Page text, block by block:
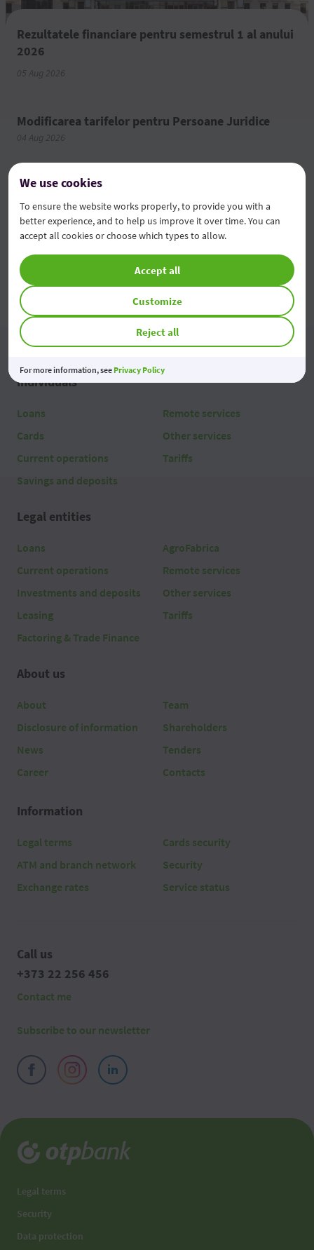
Rezultatele financiare pentru semestrul 1 al anului
2026
05 Aug 2026
Modificarea tarifelor pentru Persoane Juridice
04 Aug 2026
Economiile tale prind valoare
03 Aug 2026
All news
Individuals
Loans
Cards
Current operations
Savings and deposits
Remote services
Other services
Tariffs
Legal entities
Loans
Current operations
Investments and deposits
Leasing
Factoring & Trade Finance
AgroFabrica
Remote services
Other services
Tariffs
About us
About
Disclosure of information
News
Career
Team
Shareholders
Tenders
Contacts
Information
Legal terms
ATM and branch network
Exchange rates
Cards security
Security
Service status
Call us
+373 22 256 456
Contact me
Subscribe to our newsletter
Legal terms
Security
Data protection
We use cookies
To ensure the website works properly, to provide you with a
better experience, and to help us improve it over time. You can
accept all cookies or choose which types to allow.
Reject all
Customize
Accept all
For more information, see Privacy Policy